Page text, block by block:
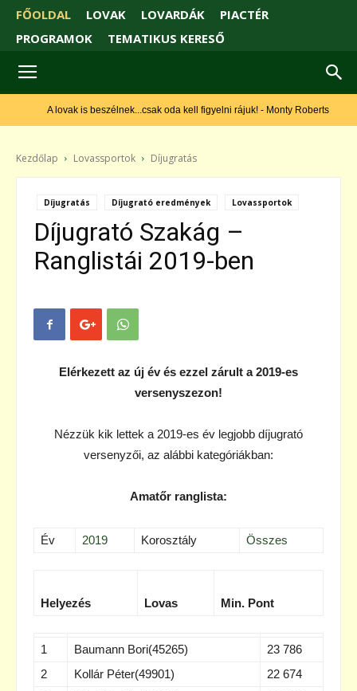
FŐOLDAL LOVAK LOVARDÁK
PIACTÉR
PROGRAMOK
TEMATIKUS KERESŐ
A lovak is beszélnek...csak oda kell figyelni rájuk! - Monty Roberts
Kezdőlap Lovassportok Díjugratás
Díjugratás Díjugrató eredmények Lovassportok
Díjugrató Szakág –
Ranglistái 2019-ben
Elérkezett az új év és ezzel zárult a 2019-es
versenyszezon!
Nézzük kik lettek a 2019-es év legjobb díjugrató
versenyzői, az alábbi kategóriákban:
Amatőr ranglista:
Év 2019 Korosztály Összes
Helyezés Lovas Min. Pont
1 Baumann Bori(45265)
23 786
2
Kollár Péter(49901)
22 674